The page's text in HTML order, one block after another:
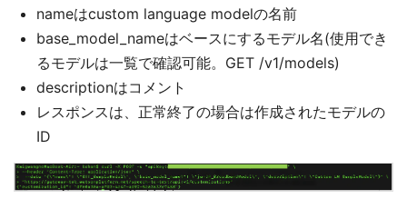
nameはcustom language modelの名前
base_model_nameはベースにするモデル名(使用でき
るモデルは一覧で確認可能。GET /v1/models)
descriptionはコメント
レスポンスは、正常終了の場合は作成されたモデルの
ID